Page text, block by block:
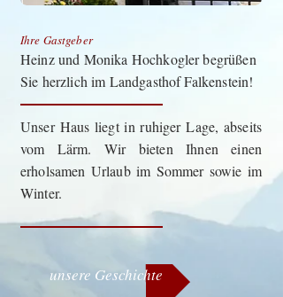
Ihre Gastgeber
Heinz und Monika Hochkogler begrüßen
Sie herzlich im Landgasthof Falkenstein!
Unser Haus liegt in ruhiger Lage, abseits
vom Lärm. Wir bieten Ihnen einen
erholsamen Urlaub im Sommer sowie im
Winter.
unsere Geschichte